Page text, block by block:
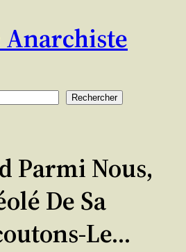
Anarchiste
Rechercher
Parmi Nous,
De Sa
Le…